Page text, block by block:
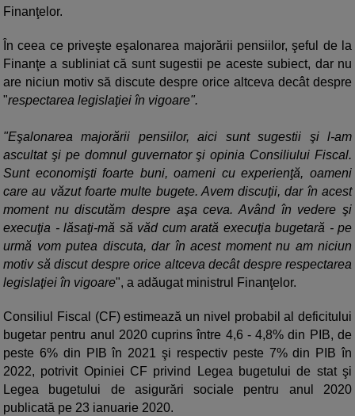
Finanţelor.
În ceea ce priveşte eşalonarea majorării pensiilor, şeful de la
Finanţe a subliniat că sunt sugestii pe aceste subiect, dar nu
are niciun motiv să discute despre orice altceva decât despre
"respectarea legislaţiei în vigoare".
"Eşalonarea majorării pensiilor, aici sunt sugestii şi l-am
ascultat şi pe domnul guvernator şi opinia Consiliului Fiscal.
Sunt economişti foarte buni, oameni cu experienţă, oameni
care au văzut foarte multe bugete. Avem discuţii, dar în acest
moment nu discutăm despre aşa ceva. Având în vedere şi
execuţia - lăsaţi-mă să văd cum arată execuţia bugetară - pe
urmă vom putea discuta, dar în acest moment nu am niciun
motiv să discut despre orice altceva decât despre respectarea
legislaţiei în vigoare", a adăugat ministrul Finanţelor.
Consiliul Fiscal (CF) estimează un nivel probabil al deficitului
bugetar pentru anul 2020 cuprins între 4,6 - 4,8% din PIB, de
peste 6% din PIB în 2021 şi respectiv peste 7% din PIB în
2022, potrivit Opiniei CF privind Legea bugetului de stat şi
Legea bugetului de asigurări sociale pentru anul 2020
publicată pe 23 ianuarie 2020.